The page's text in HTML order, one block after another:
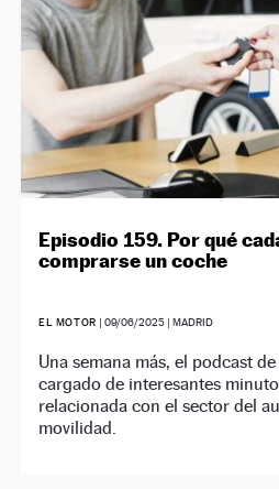
Episodio 159. Por qué
comprarse un coche
EL MOTOR | 09/06/2025| MADRID
Una semana más, el podcast
cargado de interesantes
relacionada con el sector del
movilidad.